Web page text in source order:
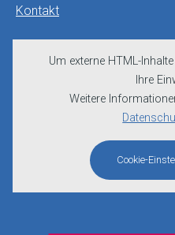
Kontakt
Um externe HTML-
Ihre
Weitere
Cookie-